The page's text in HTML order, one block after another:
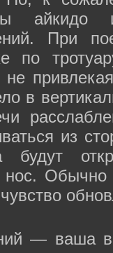
айкидо
При
по
не
в
из
будут
нос. Обычно
— ваша